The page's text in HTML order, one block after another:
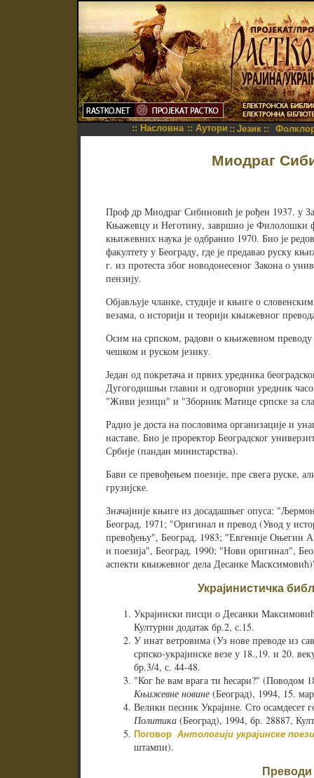
:: Насловна :: Аутори :: Језик ::
Миодраг
Проф др Миодраг Сибиновић је рођен 1937. у
Књажевцу и Неготину, завршио је Филолошки
књижевних наука је одбранио 1970. Био је
факултету у Београду, где је предавао руску
г. из протеста због новодонесеног Закона о
пензију.
Објављује чланке, студије и књиге о
везама, о историји и теорији књижевног
Осим на српском, радови о књижевном преводу
чешком и руском језику.
Један од покретача и првих уредника
Дугогодишњи главни и одговорни уредник
"Живи језици" и "Зборник Матице српске за
Рaдио је доста на пословима организације и
наставе. Био је проректор Београдског
Србије (пандан министарства).
Бави се превођењем поезије, пре свега руске,
грузијске.
Значајније књиге из досадашњег опуса:
Београд, 1971; "Оригинал и превод (Увод у
превођењу", Београд, 1983; "Евгеније Оњегин
и поезија", Београд, 1990; "Нови оригинал",
аспекти књижевног дела Десанке
Украјинистичка
Украјински писци о Десанки
Културни додатак бр.2, с.15.
У инат ветровима (Уз нове преводе из
српско-украјинске везе у 18.,19. и 20.
бр.3/4, с. 44-48.
"Ког ће вам врага ти ћесари?" (Поводом
Књижевне новине (Београд), 1994, 15.
Велики песник Украјине. Сто осамдесет
Политика (Београд), 1994, бр. 28887,
Поговор Антологији украјинске
штампи).
Преводи